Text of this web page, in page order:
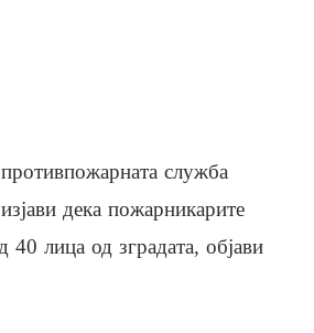
служба
дека пожарникарите
40 лица од зградата, објави